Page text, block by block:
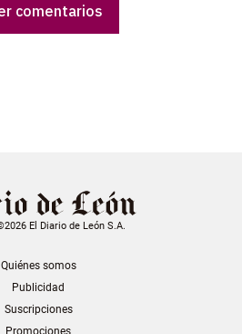
comentarios
El Diario de León S.A.
Quiénes somos
Publicidad
Suscripciones